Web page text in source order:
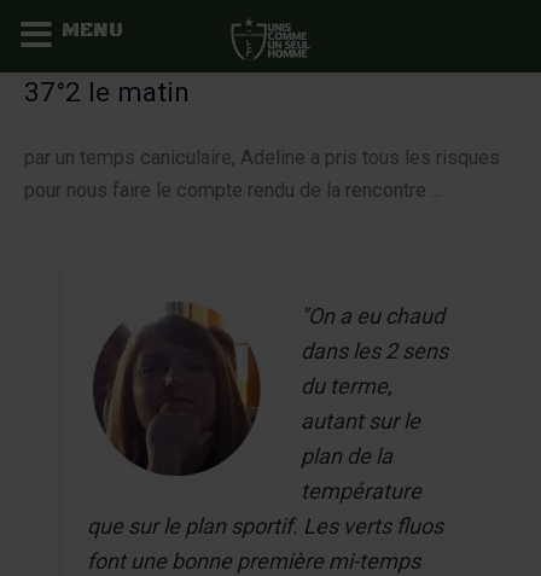
Aller
contenu
37°2 le matin
par un temps caniculaire, Adeline a pris tous les risques
pour nous faire le compte rendu de la rencontre ...
"On a eu chaud
dans les 2 sens
du terme,
autant sur le
plan de la
température
que sur le plan sportif. Les verts fluos
font une bonne première mi-temps
MENU